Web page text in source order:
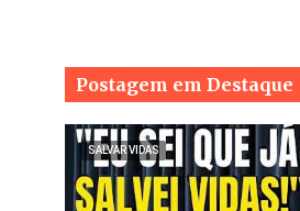
Postagem em Destaque
SALVAR VIDAS